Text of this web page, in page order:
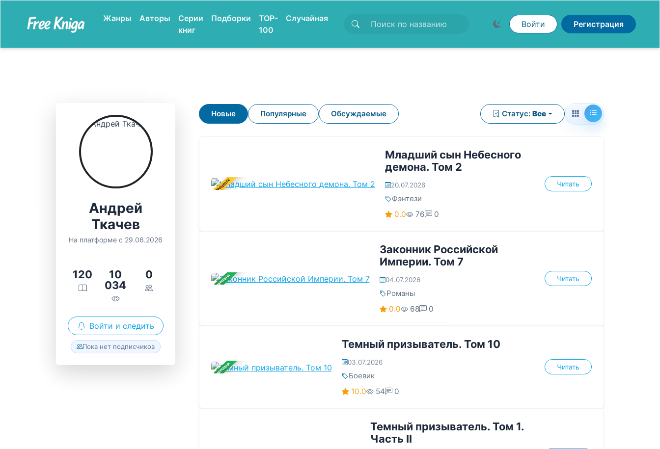
Жанры Авторы
Серии
книг
Подборки
TOP-
100
Случайная
Войти Регистрация
Андрей
Ткачев
На платформе с 29.06.2026
120
10
034
0
Войти и следить
Пока нет подписчиков
Новые Популярные Обсуждаемые Статус: Все
В ПРОЦЕССЕ
Младший сын Небесного
демона. Том 2
20.07.2026
Фэнтези
0.0
76 0
Читать
ЗАВЕРШЕНА
Законник Российской
Империи. Том 7
04.07.2026
Романы
0.0
68 0
Читать
ЗАВЕРШЕНА
Темный призыватель. Том 10
03.07.2026
Боевик
10.0
54 0
Читать
Темный призыватель. Том 1.
Часть II